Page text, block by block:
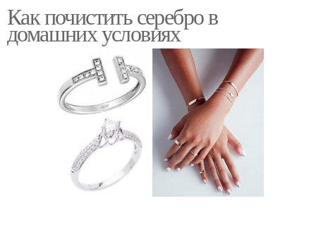
Как почистить серебро в
домашних условиях